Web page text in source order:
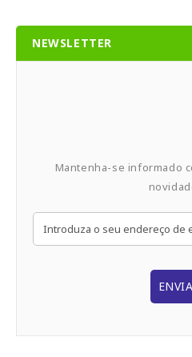
NEWSLETTER
Mantenha-se informado